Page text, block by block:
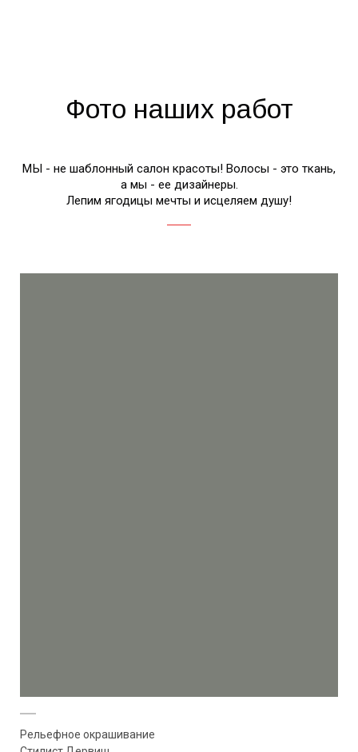
Фото наших работ
МЫ - не шаблонный салон красоты! Волосы - это ткань,
а мы - ее дизайнеры.
Лепим ягодицы мечты и исцеляем душу!
Рельефное окрашивание